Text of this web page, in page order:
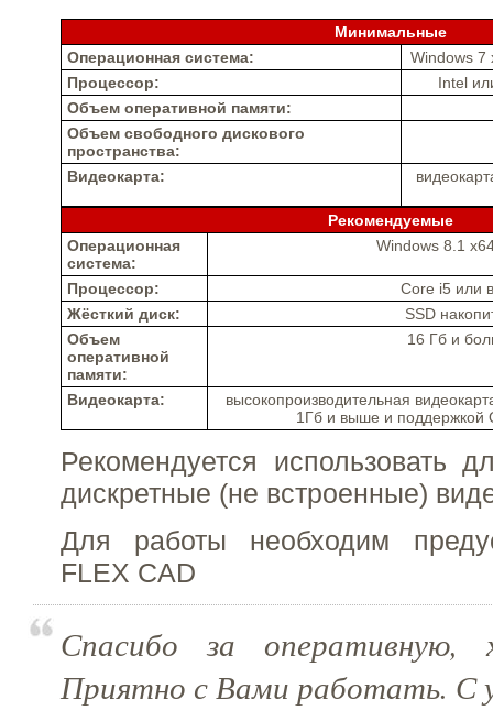
Минимальные
Операционная система:
Windows 7
Процессор:
Intel
Объем оперативной памяти:
Объем свободного дискового
пространства:
Видеокарта:
Рекомендуемые
Операционная
система:
Windows 8.1
Процессор:
Core i5 или
Жёсткий диск:
SSD
Объем
оперативной
памяти:
16 Гб и
Видеокарта:
высокопроизводительная
1Гб и выше и поддержкой
Рекомендуется использовать
дискретные (не встроенные)
Для работы необходим
FLEX CAD
Спасибо за оперативную,
Приятно с Вами работать. С